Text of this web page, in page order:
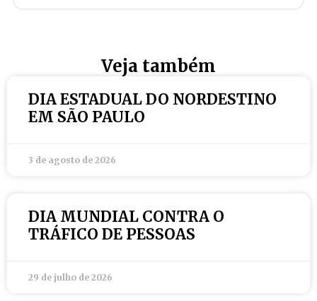
Veja também
DIA ESTADUAL DO NORDESTINO
EM SÃO PAULO
3 de agosto de 2026
DIA MUNDIAL CONTRA O
TRÁFICO DE PESSOAS
29 de julho de 2026